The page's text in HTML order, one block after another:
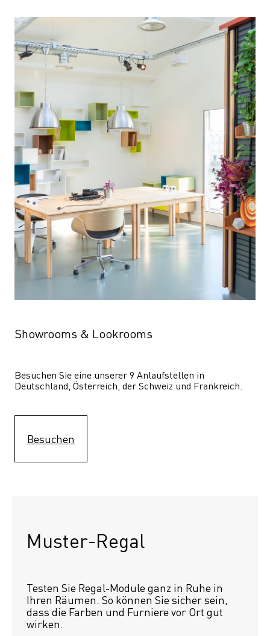
Showrooms & Lookrooms
Besuchen Sie eine unserer 9 Anlaufstellen in
Deutschland, Österreich, der Schweiz und Frankreich.
Besuchen
Muster-Regal
Testen Sie Regal-Module ganz in Ruhe in
Ihren Räumen. So können Sie sicher sein,
dass die Farben und Furniere vor Ort gut
wirken.